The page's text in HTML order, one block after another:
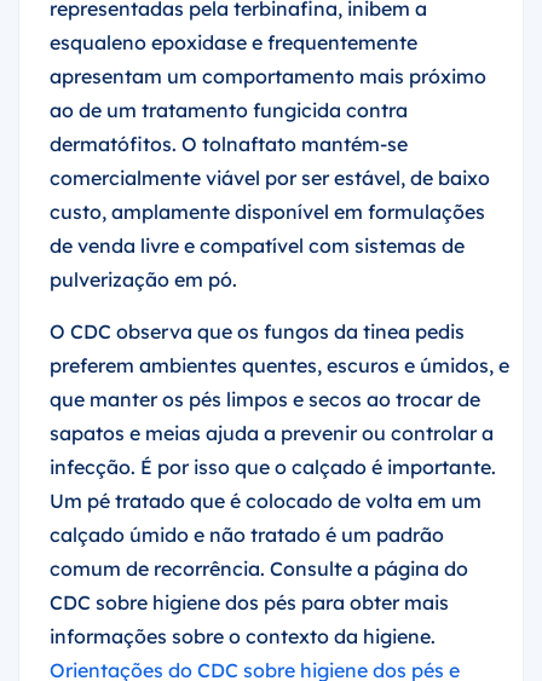
representadas pela terbinafina, inibem a
esqualeno epoxidase e frequentemente
apresentam um comportamento mais próximo
ao de um tratamento fungicida contra
dermatófitos. O tolnaftato mantém-se
comercialmente viável por ser estável, de baixo
custo, amplamente disponível em formulações
de venda livre e compatível com sistemas de
pulverização em pó.
O CDC observa que os fungos da tinea pedis
preferem ambientes quentes, escuros e úmidos, e
que manter os pés limpos e secos ao trocar de
sapatos e meias ajuda a prevenir ou controlar a
infecção. É por isso que o calçado é importante.
Um pé tratado que é colocado de volta em um
calçado úmido e não tratado é um padrão
comum de recorrência. Consulte a página do
CDC sobre higiene dos pés para obter mais
informações sobre o contexto da higiene.
Orientações do CDC sobre higiene dos pés e